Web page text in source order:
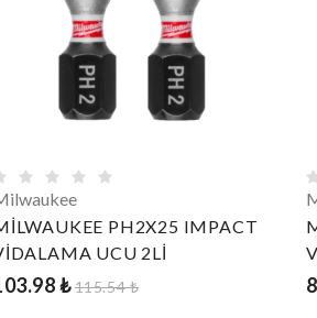
PH2X25 IMPACT
UCU 2Lİ
₺115.54 ₺